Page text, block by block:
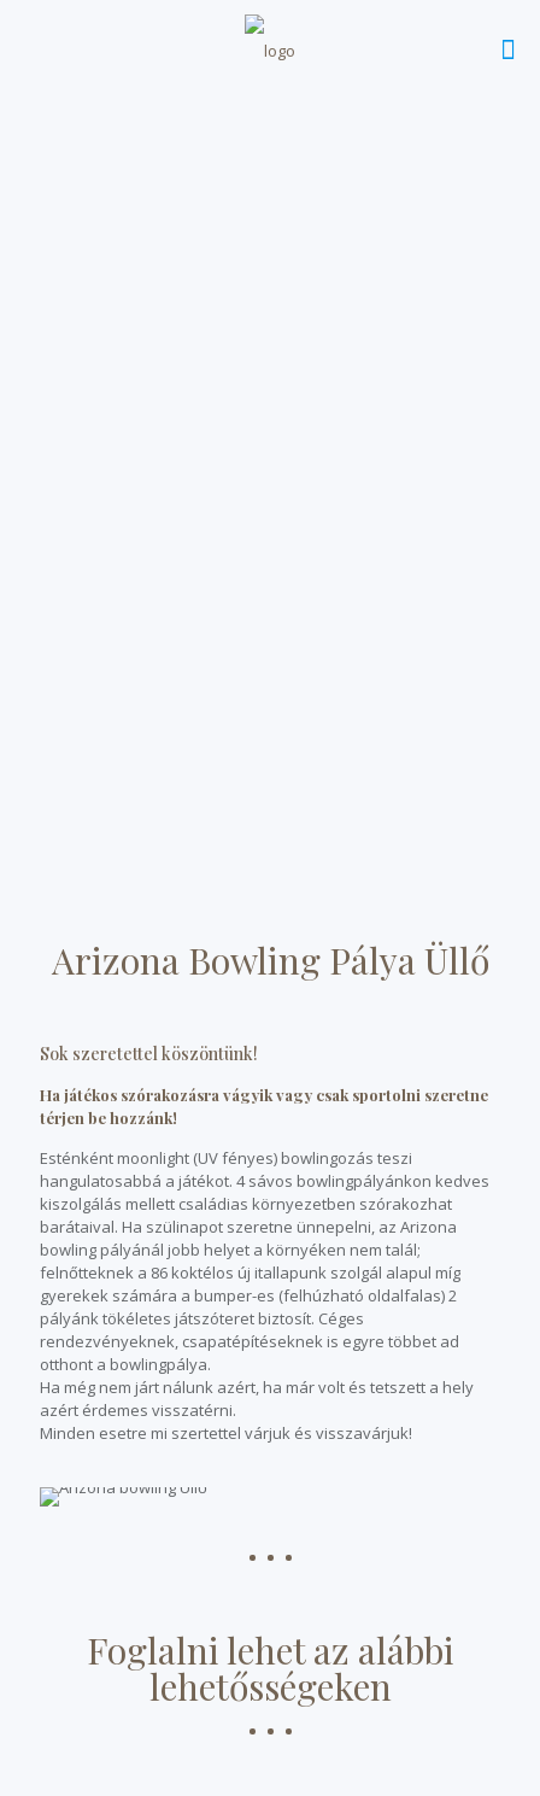
Arizona Bowling Pálya Üllő
Sok szeretettel köszöntünk!
Ha játékos szórakozásra vágyik vagy csak sportolni szeretne
térjen be hozzánk!
Esténként moonlight (UV fényes) bowlingozás teszi
hangulatosabbá a játékot. 4 sávos bowlingpályánkon kedves
kiszolgálás mellett családias környezetben szórakozhat
barátaival. Ha szülinapot szeretne ünnepelni, az Arizona
bowling pályánál jobb helyet a környéken nem talál;
felnőtteknek a 86 koktélos új itallapunk szolgál alapul míg
gyerekek számára a bumper-es (felhúzható oldalfalas) 2
pályánk tökéletes játszóteret biztosít. Céges
rendezvényeknek, csapatépítéseknek is egyre többet ad
otthont a bowlingpálya.
Ha még nem járt nálunk azért, ha már volt és tetszett a hely
azért érdemes visszatérni.
Minden esetre mi szertettel várjuk és visszavárjuk!
Foglalni lehet az alábbi
lehetősségeken